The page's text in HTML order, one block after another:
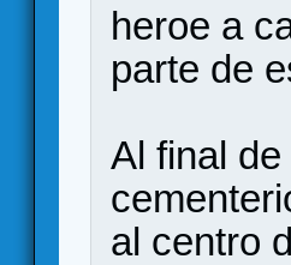
heroe a
parte de
Al final
al centro